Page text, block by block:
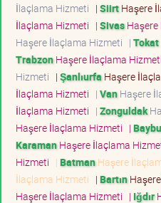
İlaçlama Hizmeti | SiirtHaşere
İlaçlama Hizmeti | SivasHaşere
Haşere İlaçlama Hizmeti | Tokat
TrabzonHaşere İlaçlama Hizmeti
Hizmeti | Şanlıurfa Haşere
İlaçlama Hizmeti | VanHaşere
İlaçlama Hizmeti | Zonguldak
Haşere İlaçlama Hizmeti |
KaramanHaşere İlaçlama
Hizmeti | BatmanHaşere
İlaçlama Hizmeti | Bartın
Haşere İlaçlama Hizmeti | Iğdır